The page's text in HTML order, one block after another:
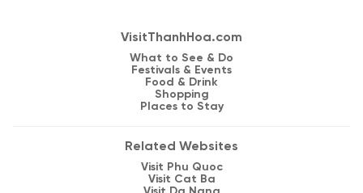
VisitThanhHoa.com
What to See & Do
Festivals & Events
Food & Drink
Shopping
Places to Stay
Related Websites
Visit Phu Quoc
Visit Cat Ba